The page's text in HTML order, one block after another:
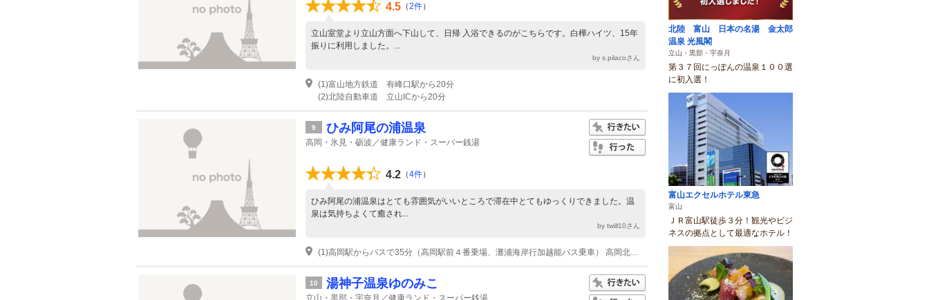
4.5 （2件）
立山室堂より立山方面へ下山して、日帰 入浴できるのがこちらです。白樺ハイツ、15年
振りに利用しました。...
by s.pilacoさん
(1)富山地方鉄道 有峰口駅から20分
(2)北陸自動車道 立山ICから20分
9 ひみ阿尾の浦温泉
高岡・氷見・砺波／健康ランド・スーパー銭湯
4.2 （4件）
ひみ阿尾の浦温泉はとても雰囲気がいいところで滞在中とてもゆっくりできました。温
泉は気持ちよくて癒され...
by twill10さん
(1)高岡駅からバスで35分（高岡駅前４番乗場、灘浦海岸行加越能バス乗車） 高岡北ＩＣから車で25分（能越自動車道高岡北ＩＣより国道１６０号経由）
10 湯神子温泉ゆのみこ
立山・黒部・宇奈月／健康ランド・スーパー銭湯
北陸 富山 日本の名湯 金太郎
温泉 光風閣
立山・黒部・宇奈月
第３７回にっぽんの温泉１００選
に初入選！
富山エクセルホテル東急
富山
ＪＲ富山駅徒歩３分！観光やビジ
ネスの拠点として最適なホテル！